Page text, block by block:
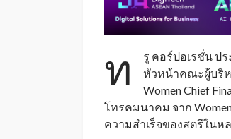
ท
รู คอร์ปอเรชั่น ป
หัวหน้าคณะผู้บริห
Women Chief
โทรคมนาคม จาก
ความสำเร็จของสตรีใน